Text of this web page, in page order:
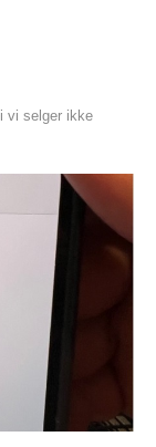
vi selger ikke